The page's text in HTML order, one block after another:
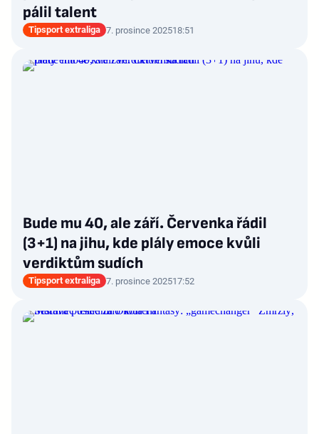
pálil talent
Tipsport extraliga 7. prosince 202518:51
Bude mu 40, ale září. Červenka řádil
(3+1) na jihu, kde plály emoce kvůli
verdiktům sudích
Tipsport extraliga 7. prosince 202517:52